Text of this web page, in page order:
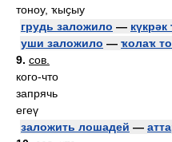
тоноу, ҡыҫыу
грудь заложило —
уши заложило — ҡолаҡ
9. сов.
кого-что
запрячь
егеү
заложить лошадей —